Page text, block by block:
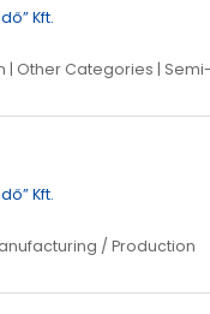
Kft.
Other Categories |
Kft.
/ Production